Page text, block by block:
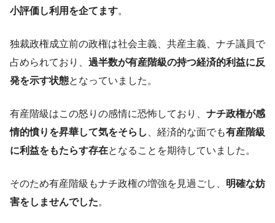
小評価し利用を企てます。
独裁政権成立前の政権は社会主義、共産主義、ナチ議員で
占められており、 過半数が有産階級の持つ経済的利益に反
発を示す状態となっていました。
有産階級はこの怒りの感情に恐怖しており、 ナチ政権が感
情的憤りを昇華して気をそらし
、経済的な面でも有産階級
に利益をもたらす存在となることを期待していました。
そのため有産階級もナチ政権の増強を見過ごし、 明確な妨
害をしませんでした。